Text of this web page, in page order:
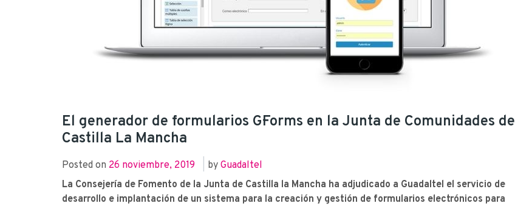
El generador de formularios G·Forms en la Junta de Comunidades de
Castilla La Mancha
Posted on 26 noviembre, 2019 by Guadaltel
La Consejería de Fomento de la Junta de Castilla la Mancha ha adjudicado a Guadaltel el servicio de
desarrollo e implantación de un sistema para la creación y gestión de formularios electrónicos para